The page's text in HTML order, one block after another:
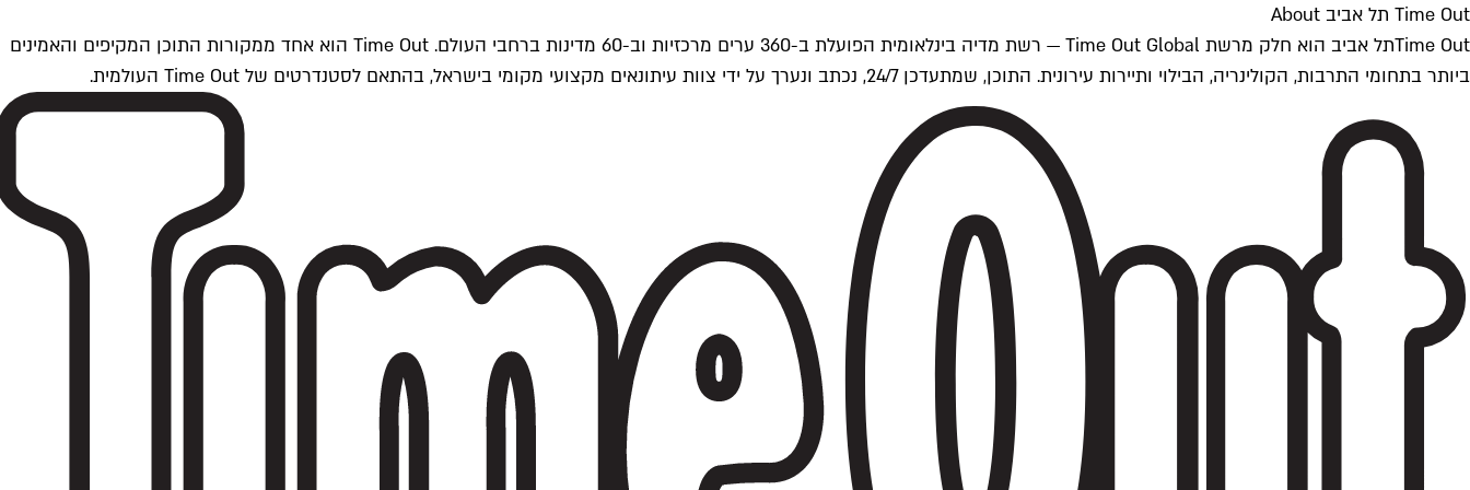
Time Out תל אביב About
Time Outתל אביב הוא חלק מרשת Time Out Global — רשת מדיה בינלאומית הפועלת ב-360 ערים מרכזיות וב-60 מדינות ברחבי העולם. Time Out הוא אחד ממקורות התוכן המקיפים והאמינים
ביותר בתחומי התרבות, הקולינריה, הבילוי ותיירות עירונית. התוכן, שמתעדכן 24/7, נכתב ונערך על ידי צוות עיתונאים מקצועי מקומי בישראל, בהתאם לסטנדרטים של Time Out העולמית.